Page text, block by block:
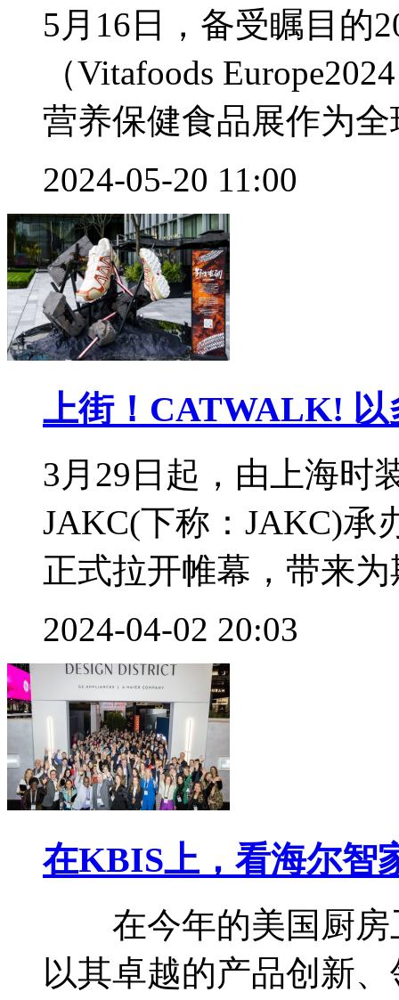
5月16日，备受瞩目的
（Vitafoods
营养保健食品展作为全
2024-05-20 11:00
上街！CATWALK! 以
3月29日起，由上海时
JAKC(下称：JAKC)承
正式拉开帷幕，带来
2024-04-02 20:03
在KBIS上，看海尔智
在今年的美国厨房
以其卓越的产品创新